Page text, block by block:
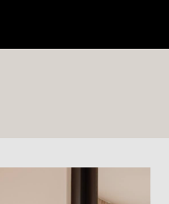
van ultieme kwaliteit